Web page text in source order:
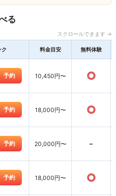
る
スクロールできます →
ク 料金目安 無料体験
予約 10,450円〜 ○
予約 18,000円〜 ○
予約 20,000円〜 -
予約 18,000円〜 ○